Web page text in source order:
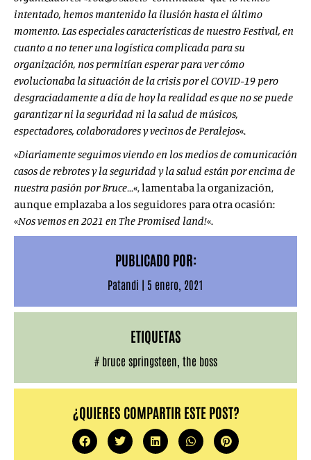
intentado, hemos mantenido la ilusión hasta el último
momento. Las especiales características de nuestro Festival, en
cuanto a no tener una logística complicada para su
organización, nos permitían esperar para ver cómo
evolucionaba la situación de la crisis por el COVID-19 pero
desgraciadamente a día de hoy la realidad es que no se puede
garantizar ni la seguridad ni la salud de músicos,
espectadores, colaboradores y vecinos de Peralejos«.
«Diariamente seguimos viendo en los medios de comunicación
casos de rebrotes y la seguridad y la salud están por encima de
nuestra pasión por Bruce…«, lamentaba la organización,
aunque emplazaba a los seguidores para otra ocasión:
«Nos vemos en 2021 en The Promised land!«.
PUBLICADO POR:
Patandi | 5 enero, 2021
ETIQUETAS
# bruce springsteen the boss
¿QUIERES COMPARTIR ESTE POST?